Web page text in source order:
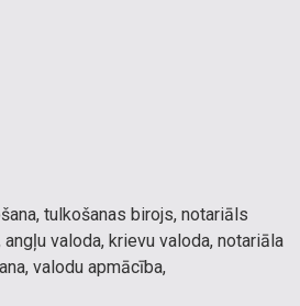
tulkošanas birojs, notariāls
valoda, krievu valoda, notariāla
valodu apmācība,
tehniskā tulkošana, juridiskā